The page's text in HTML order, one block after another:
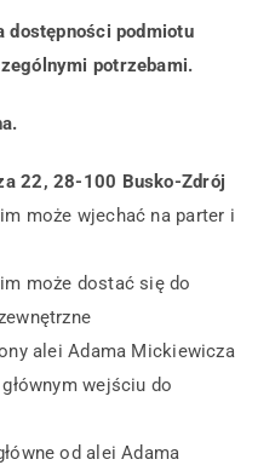
dostępności podmiotu
potrzebami.
22, 28-100 Busko-Zdrój
może wjechać na parter i
może dostać się do
alei Adama Mickiewicza
wejściu do
od alei Adama